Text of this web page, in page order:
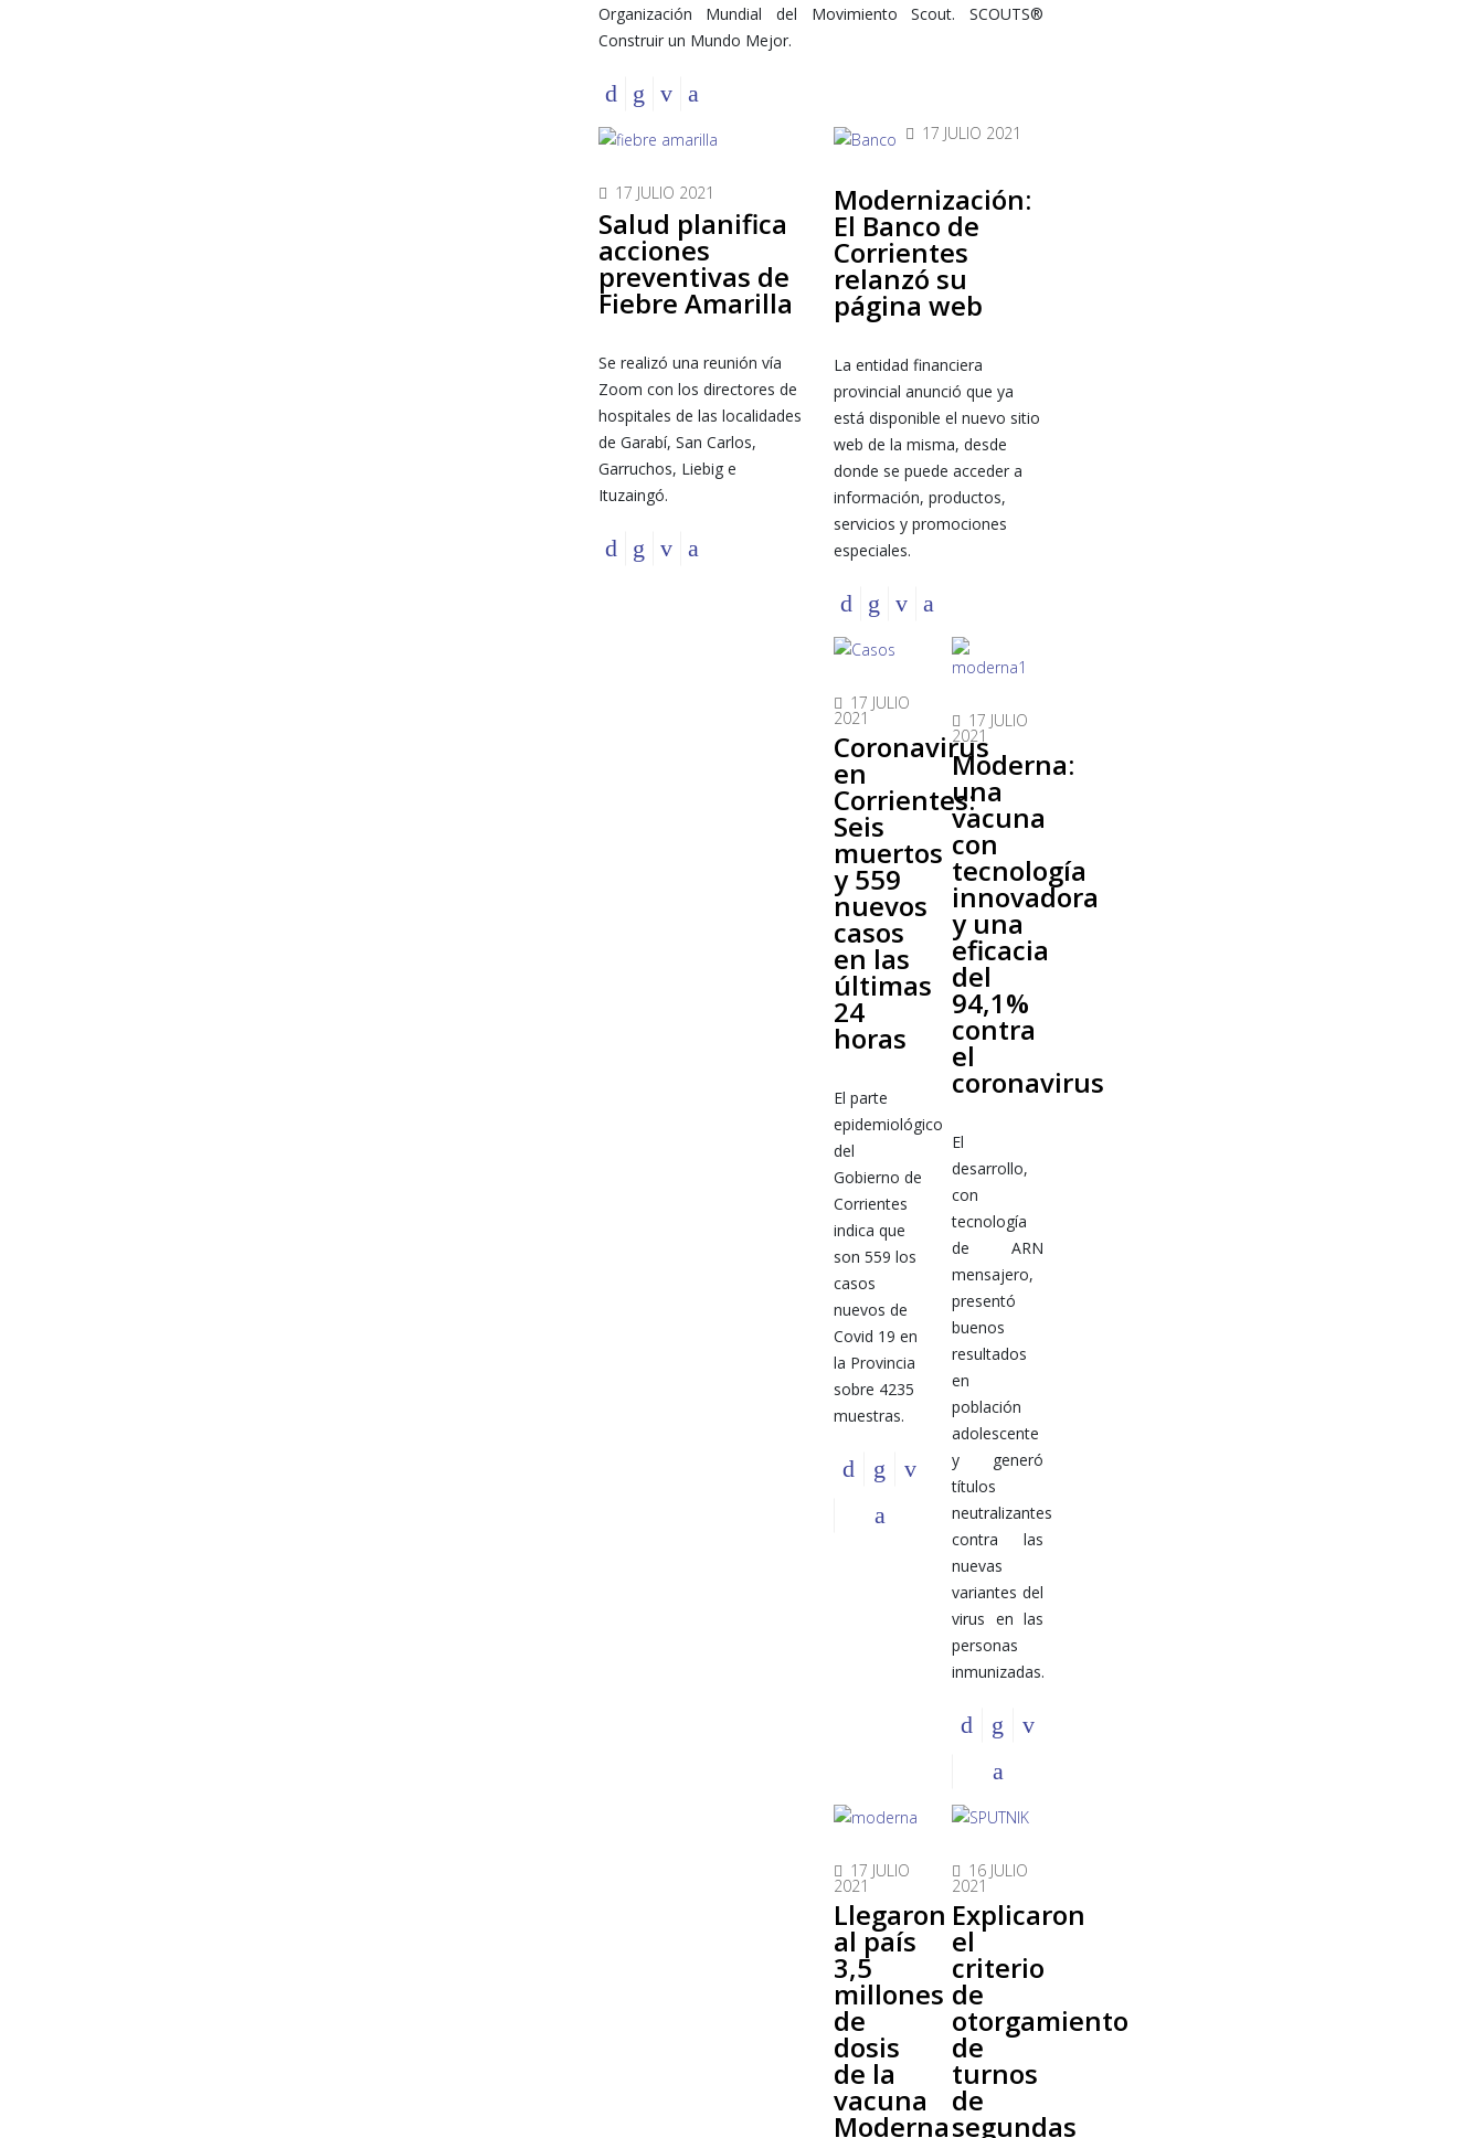
Organización Mundial del Movimiento Scout. SCOUTS®
Construir un Mundo Mejor.
17 JULIO 2021
Salud planifica
acciones
preventivas de
Fiebre Amarilla
Se realizó una reunión vía
Zoom con los directores de
hospitales de las localidades
de Garabí, San Carlos,
Garruchos, Liebig e
Ituzaingó.
17 JULIO 2021
Modernización:
El Banco de
Corrientes
relanzó su
página web
La entidad financiera
provincial anunció que ya
está disponible el nuevo sitio
web de la misma, desde
donde se puede acceder a
información, productos,
servicios y promociones
especiales.
17 JULIO
2021
Coronavirus
en
Corrientes:
Seis
muertos
y 559
nuevos
casos
en las
últimas
24
horas
El parte
epidemiológico
del
Gobierno de
Corrientes
indica que
son 559 los
casos
nuevos de
Covid 19 en
la Provincia
sobre 4235
muestras.
17 JULIO
2021
Moderna:
una
vacuna
con
tecnología
innovadora
y una
eficacia
del
94,1%
contra
el
coronavirus
El
desarrollo,
con
tecnología
de ARN
mensajero,
presentó
buenos
resultados
en
población
adolescente
y generó
títulos
neutralizantes
contra las
nuevas
variantes del
virus en las
personas
inmunizadas.
17 JULIO
2021
Llegaron
al país
3,5
millones
de
dosis
de la
vacuna
Moderna
16 JULIO
2021
Explicaron
el
criterio
de
otorgamiento
de
turnos
de
segundas